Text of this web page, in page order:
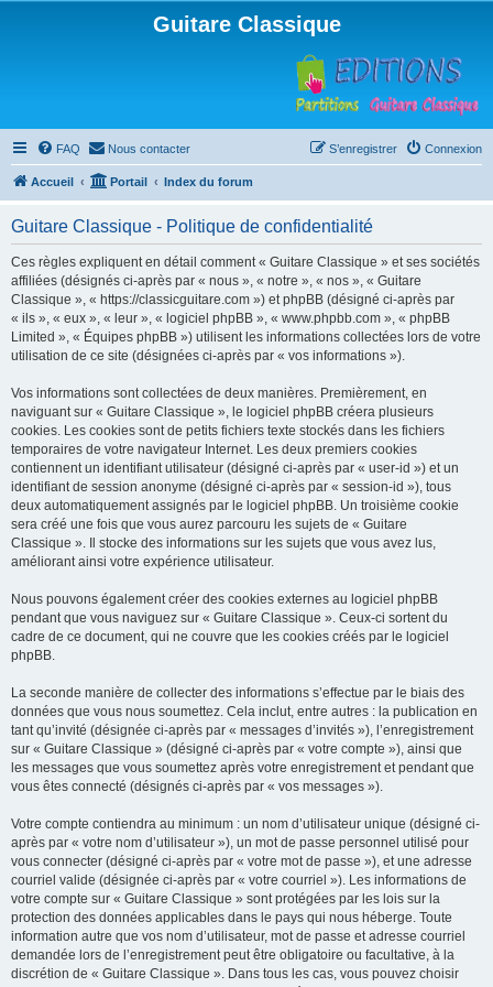
Guitare Classique
FAQ Nous contacter Connexion
S’enregistrer
Accueil Portail Index du forum
Guitare Classique - Politique de confidentialité
Ces règles expliquent en détail comment « Guitare Classique » et ses sociétés
affiliées (désignés ci-après par « nous », « notre », « nos », « Guitare
Classique », « https://classicguitare.com ») et phpBB (désigné ci-après par
« ils », « eux », « leur », « logiciel phpBB », « www.phpbb.com », « phpBB
Limited », « Équipes phpBB ») utilisent les informations collectées lors de votre
utilisation de ce site (désignées ci-après par « vos informations »).
Vos informations sont collectées de deux manières. Premièrement, en
naviguant sur « Guitare Classique », le logiciel phpBB créera plusieurs
cookies. Les cookies sont de petits fichiers texte stockés dans les fichiers
temporaires de votre navigateur Internet. Les deux premiers cookies
contiennent un identifiant utilisateur (désigné ci-après par « user-id ») et un
identifiant de session anonyme (désigné ci-après par « session-id »), tous
deux automatiquement assignés par le logiciel phpBB. Un troisième cookie
sera créé une fois que vous aurez parcouru les sujets de « Guitare
Classique ». Il stocke des informations sur les sujets que vous avez lus,
améliorant ainsi votre expérience utilisateur.
Nous pouvons également créer des cookies externes au logiciel phpBB
pendant que vous naviguez sur « Guitare Classique ». Ceux-ci sortent du
cadre de ce document, qui ne couvre que les cookies créés par le logiciel
phpBB.
La seconde manière de collecter des informations s’effectue par le biais des
données que vous nous soumettez. Cela inclut, entre autres : la publication en
tant qu’invité (désignée ci-après par « messages d’invités »), l’enregistrement
sur « Guitare Classique » (désigné ci-après par « votre compte »), ainsi que
les messages que vous soumettez après votre enregistrement et pendant que
vous êtes connecté (désignés ci-après par « vos messages »).
Votre compte contiendra au minimum : un nom d’utilisateur unique (désigné ci-
après par « votre nom d’utilisateur »), un mot de passe personnel utilisé pour
vous connecter (désigné ci-après par « votre mot de passe »), et une adresse
courriel valide (désignée ci-après par « votre courriel »). Les informations de
votre compte sur « Guitare Classique » sont protégées par les lois sur la
protection des données applicables dans le pays qui nous héberge. Toute
information autre que vos nom d’utilisateur, mot de passe et adresse courriel
demandée lors de l’enregistrement peut être obligatoire ou facultative, à la
discrétion de « Guitare Classique ». Dans tous les cas, vous pouvez choisir